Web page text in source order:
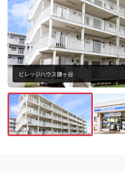
ビレッジハウス鎌ヶ谷